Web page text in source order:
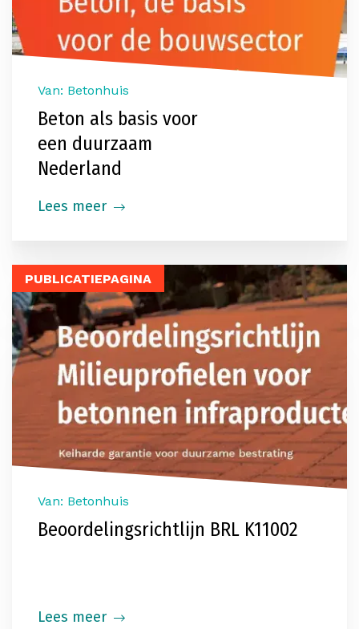
Van: Betonhuis
Beton als basis voor
een duurzaam
Nederland
Lees meer
PUBLICATIEPAGINA
Van: Betonhuis
Beoordelingsrichtlijn BRL K11002
Lees meer